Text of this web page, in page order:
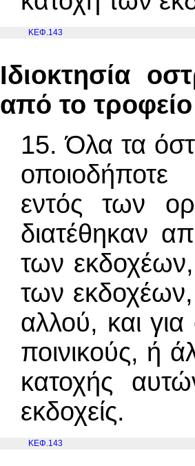
ΚΕΦ.143
Ιδιοκτησία
από το τροφείο
15. Όλα τα
εντός των
διατέθηκαν
των εκδοχέων,
των εκδοχέων,
αλλού, και
ποινικούς, ή
κατοχής
εκδοχείς.
ΚΕΦ.143